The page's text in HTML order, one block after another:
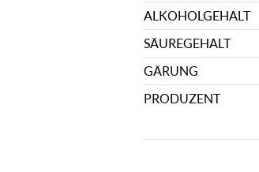
ALKOHOLGEHALT
SÄUREGEHALT
GÄRUNG
PRODUZENT